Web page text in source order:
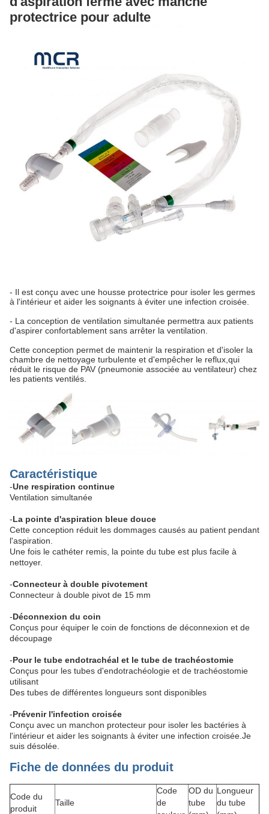
protectrice pour adulte
- Il est conçu avec une housse protectrice pour isoler les germes
à l'intérieur et aider les soignants à éviter une infection croisée.
- La conception de ventilation simultanée permettra aux patients
d'aspirer confortablement sans arrêter la ventilation.
Cette conception permet de maintenir la respiration et d'isoler la
chambre de nettoyage turbulente et d'empêcher le reflux,qui
réduit le risque de PAV (pneumonie associée au ventilateur) chez
les patients ventilés.
Caractéristique
-Une respiration continue
Ventilation simultanée
-La pointe d'aspiration bleue douce
Cette conception réduit les dommages causés au patient pendant
l'aspiration.
Une fois le cathéter remis, la pointe du tube est plus facile à
nettoyer.
-Connecteur à double pivotement
Connecteur à double pivot de 15 mm
-Déconnexion du coin
Conçus pour équiper le coin de fonctions de déconnexion et de
découpage
-Pour le tube endotrachéal et le tube de trachéostomie
Conçus pour les tubes d'endotrachéologie et de trachéostomie
utilisant
Des tubes de différentes longueurs sont disponibles
-Prévenir l'infection croisée
Conçu avec un manchon protecteur pour isoler les bactéries à
l'intérieur et aider les soignants à éviter une infection croisée. Je
suis désolée.
Fiche de données du produit
Code du
produit
Taille
Code
de
OD du
tube
Longueur
du tube